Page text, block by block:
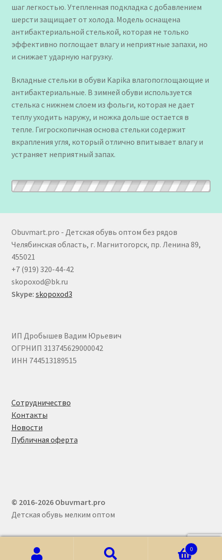
шаг легкостью. Утепленная подкладка с добавлением
шерсти защищает от холода. Модель оснащена
антибактериальной стелькой, которая не только
эффективно поглощает влагу и неприятные запахи, но
и снижает ударную нагрузку.
Вкладные стельки в обуви Kapika влагопоглощающие и
антибактериальные. В зимней обуви используется
стелька с нижнем слоем из фольги, которая не дает
теплу уходить наружу, и ножка дольше остается в
тепле. Гигроскопичная основа стельки содержит
вкрапления угля, который отлично впитывает влагу и
устраняет неприятный запах.
Obuvmart.pro - Детская обувь оптом без рядов
Челябинская область, г. Магнитогорск, пр. Ленина 89,
455021
+7 (919) 320-44-42
skopoxod@bk.ru
Skype: skopoxod3
ИП Дробышев Вадим Юрьевич
ОГРНИП 313745629000042
ИНН 744513189515
Сотрудничество
Контакты
Новости
Публичная оферта
© 2016-2026 Obuvmart.pro
Детская обувь мелким оптом
0